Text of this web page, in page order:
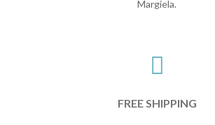
Margiela.
FREE SHIPPING